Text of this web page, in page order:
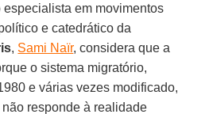
especialista em movimentos
e catedrático da
, Sami Naïr, considera que a
o sistema migratório,
e várias vezes modificado,
responde à realidade